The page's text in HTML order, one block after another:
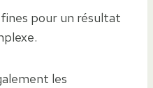
pour un résultat
les